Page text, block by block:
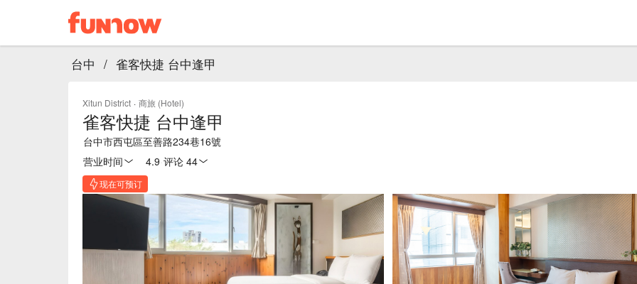
台中 / 雀客快捷 台中逢甲
Xitun District · 商旅 (Hotel)
雀客快捷 台中逢甲
台中市西屯區至善路234巷16號
营业时间
4.9 评论 44
现在可预订